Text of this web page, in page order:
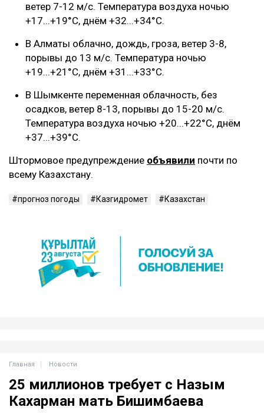
ветер 7-12 м/с. Температура воздуха ночью
+17...+19°C, днём +32...+34°C.
В Алматы облачно, дождь, гроза, ветер 3-8,
порывы до 13 м/с. Температура ночью
+19...+21°C, днём +31...+33°C.
В Шымкенте переменная облачность, без
осадков, ветер 8-13, порывы до 15-20 м/с.
Температура воздуха ночью +20...+22°C, днём
+37...+39°C.
Штормовое предупреждение объявили почти по
всему Казахстану.
прогноз погоды Казгидромет Казахстан